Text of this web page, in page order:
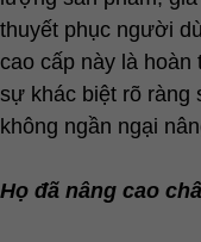
thuyết phục người
cao cấp này là
sự khác biệt rõ ràng
không ngần ngại
Họ đã nâng cao